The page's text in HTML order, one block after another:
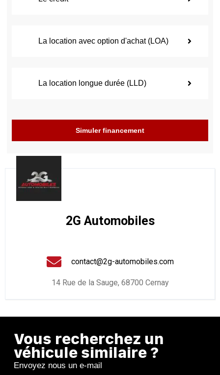
La location avec option d'achat (LOA)
La location longue durée (LLD)
Simuler financement
2G Automobiles
contact@2g-automobiles.com
14 Rue de la Sauge, 68700 Cernay
Vous recherchez un
véhicule similaire ?
Envoyez nous un e-mail